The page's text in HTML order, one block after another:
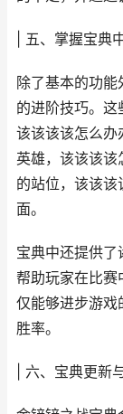
| 五、掌握宝典
除了基本的功
的进阶技巧。
该该该该怎么办
英雄，该该该
的站位，该该
面。
宝典中还提供了
帮助玩家在比赛
仅能够进步游戏
胜率。
| 六、宝典更新